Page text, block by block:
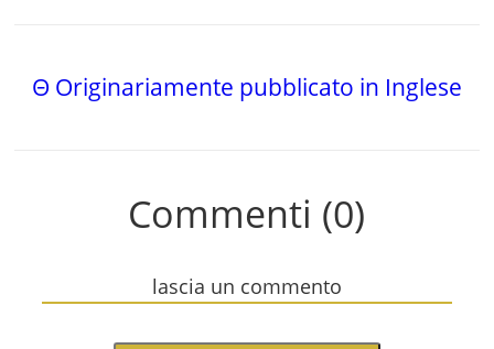
Θ Originariamente pubblicato in Inglese
Commenti (0)
lascia un commento